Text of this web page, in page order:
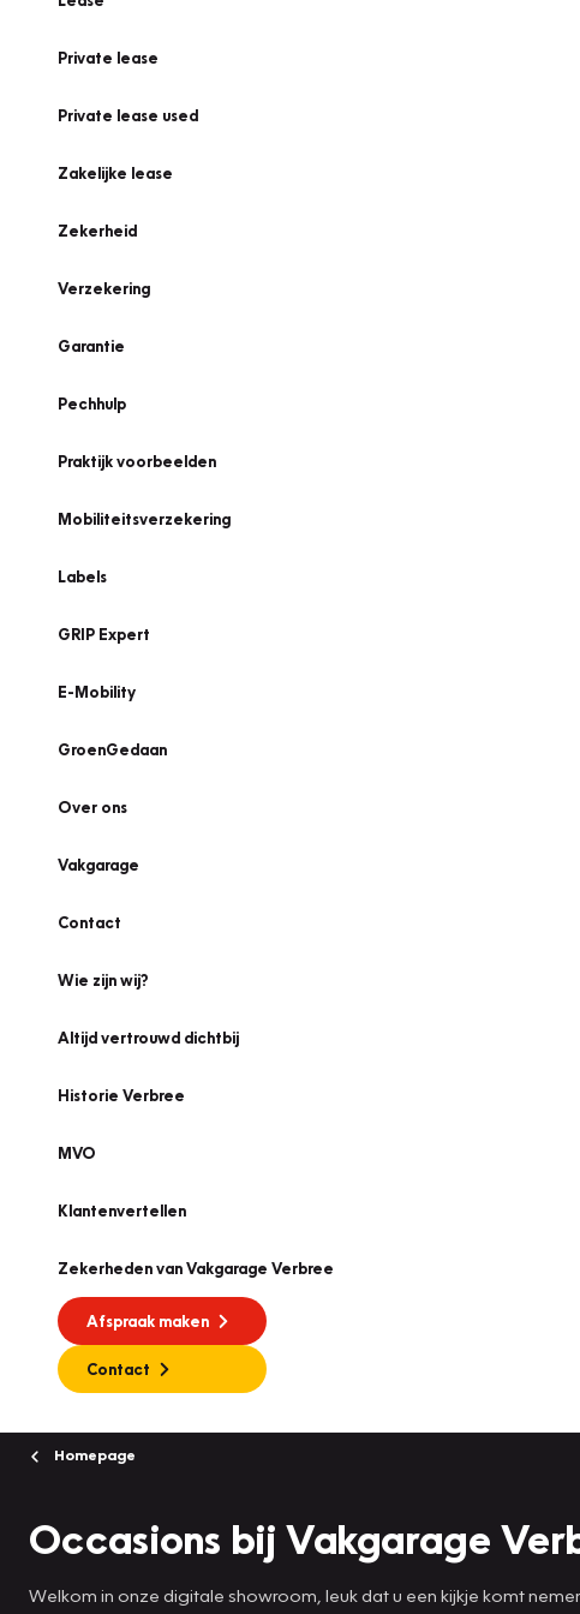
Private lease
Private lease used
Zakelijke lease
Zekerheid
Verzekering
Garantie
Pechhulp
Praktijk voorbeelden
Mobiliteitsverzekering
Labels
GRIP Expert
E-Mobility
GroenGedaan
Over ons
Vakgarage
Contact
Wie zijn wij?
Altijd vertrouwd dichtbij
Historie Verbree
MVO
Klantenvertellen
Zekerheden van Vakgarage Verbree
Afspraak maken
Contact
Homepage
Occasions bij Vakgarage
Welkom in onze digitale showroom, leuk dat u een kijkje komt